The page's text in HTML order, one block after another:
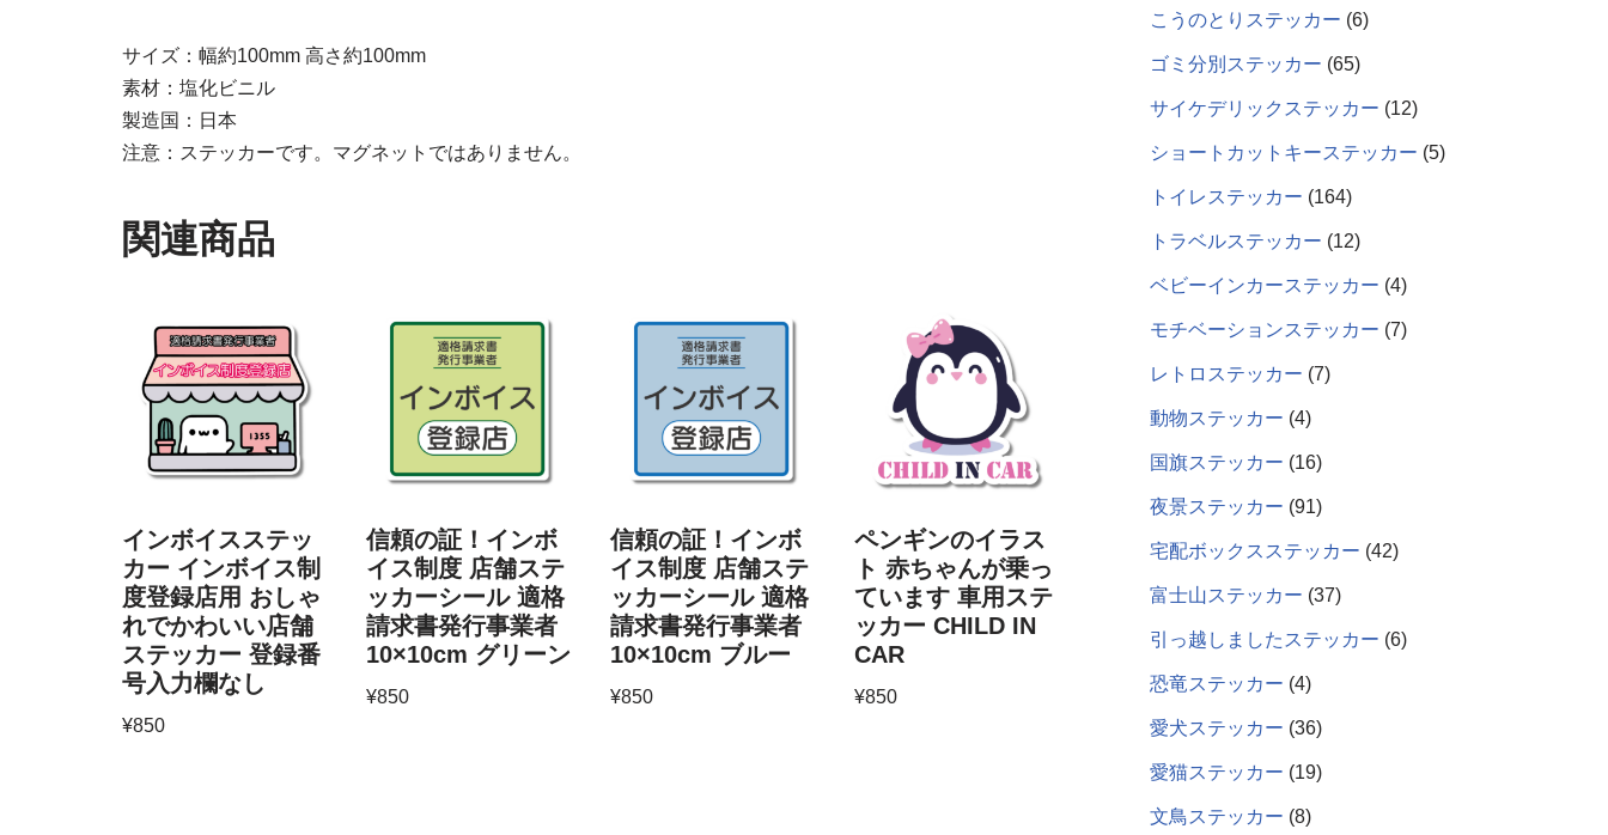
サイズ：幅約100mm 高さ約100mm
素材：塩化ビニル
製造国：日本
注意：ステッカーです。マグネットではありません。
関連商品
インボイスステッ
カー インボイス制
度登録店用 おしゃ
れでかわいい店舗
ステッカー 登録番
号入力欄なし
¥850
信頼の証！インボ
イス制度 店舗ステ
ッカーシール 適格
請求書発行事業者
10×10cm グリーン
¥850
信頼の証！インボ
イス制度 店舗ステ
ッカーシール 適格
請求書発行事業者
10×10cm ブルー
¥850
ペンギンのイラス
ト 赤ちゃんが乗っ
ています 車用ステ
ッカー CHILD IN
CAR
¥850
こうのとりステッカー 6
ゴミ分別ステッカー 65
サイケデリックステッカー 12
ショートカットキーステッカー 5
トイレステッカー 164
トラベルステッカー 12
ベビーインカーステッカー 4
モチベーションステッカー 7
レトロステッカー 7
動物ステッカー 4
国旗ステッカー 16
夜景ステッカー 91
宅配ボックスステッカー 42
富士山ステッカー 37
引っ越しましたステッカー 6
恐竜ステッカー 4
愛犬ステッカー 36
愛猫ステッカー 19
文鳥ステッカー 8